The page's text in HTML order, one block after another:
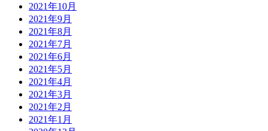
2021年10月
2021年9月
2021年8月
2021年7月
2021年6月
2021年5月
2021年4月
2021年3月
2021年2月
2021年1月